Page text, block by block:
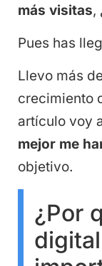
más visitas,
Pues has
Llevo más
crecimiento
artículo voy
mejor me
objetivo.
¿Por